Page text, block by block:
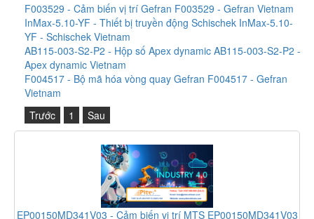
F003529 - Cảm biến vị trí Gefran F003529 - Gefran Vietnam
InMax-5.10-YF - Thiết bị truyền động Schischek InMax-5.10-
YF - Schischek Vietnam
AB115-003-S2-P2 - Hộp số Apex dynamic AB115-003-S2-P2 -
Apex dynamic Vietnam
F004517 - Bộ mã hóa vòng quay Gefran F004517 - Gefran
Vietnam
Trước
1 Sau
vị trí MTS EP00150MD341V03
HFXE 236 E1003 230V -